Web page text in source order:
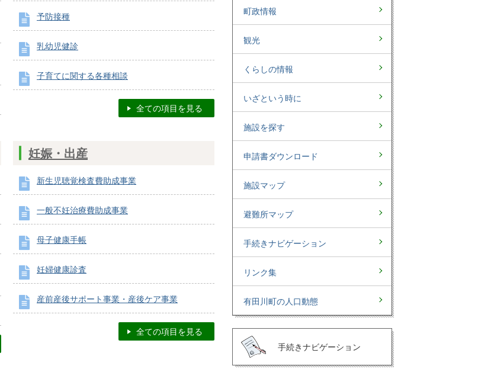
予防接種
乳幼児健診
子育てに関する各種相談
全ての項目を見る
妊娠・出産
新生児聴覚検査費助成事業
一般不妊治療費助成事業
母子健康手帳
妊婦健康診査
産前産後サポート事業・産後ケア事業
全ての項目を見る
町政情報
観光
くらしの情報
いざという時に
施設を探す
申請書ダウンロード
施設マップ
避難所マップ
手続きナビゲーション
リンク集
有田川町の人口動態
手続きナビゲーション